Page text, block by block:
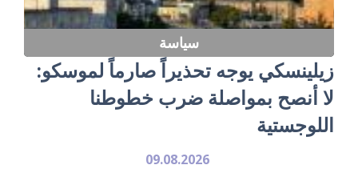
سياسة
زيلينسكي يوجه تحذيراً صارماً لموسكو:
لا أنصح بمواصلة ضرب خطوطنا
اللوجستية
09.08.2026